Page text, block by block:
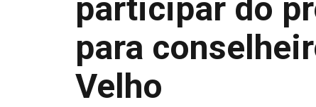
participar do
para
Velho